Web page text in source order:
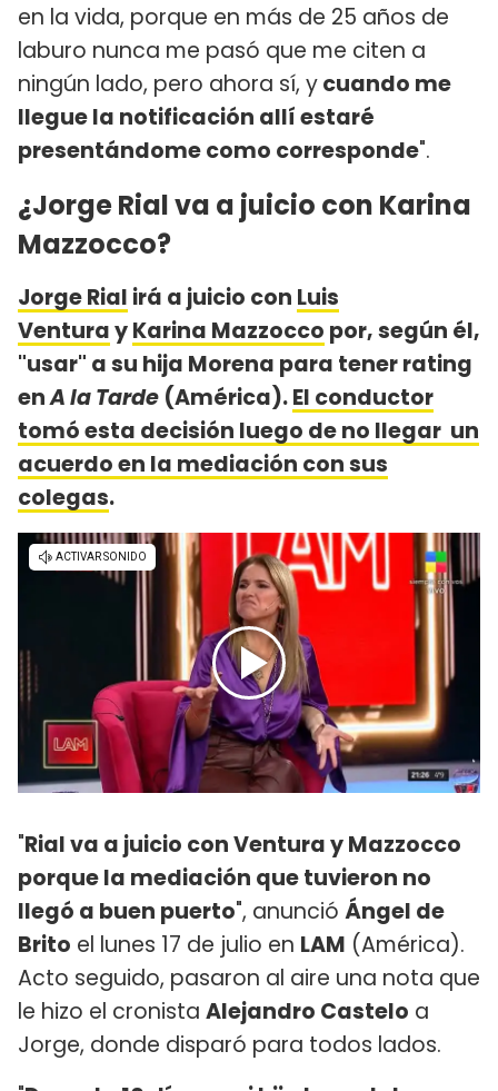
en la vida, porque en más de 25 años de
laburo nunca me pasó que me citen a
ningún lado, pero ahora sí, ycuando me
llegue la notificación allí estaré
presentándome como corresponde".
¿Jorge Rial va a juicio con Karina
Mazzocco?
Jorge Rial irá a juicio con Luis
VenturayKarina Mazzocco por, según él,
"usar" a su hija Morena para tener rating
enA la Tarde (América).El conductor
tomó esta decisión luego de no llegar un
acuerdo en la mediación con sus
colegas.
"Rial va a juicio con Ventura y Mazzocco
porque la mediación que tuvieron no
llegó a buen puerto", anunció Ángel de
Brito el lunes 17 de julio en LAM (América).
Acto seguido, pasaron al aire una nota que
le hizo el cronista Alejandro Castelo a
Jorge, donde disparó para todos lados.